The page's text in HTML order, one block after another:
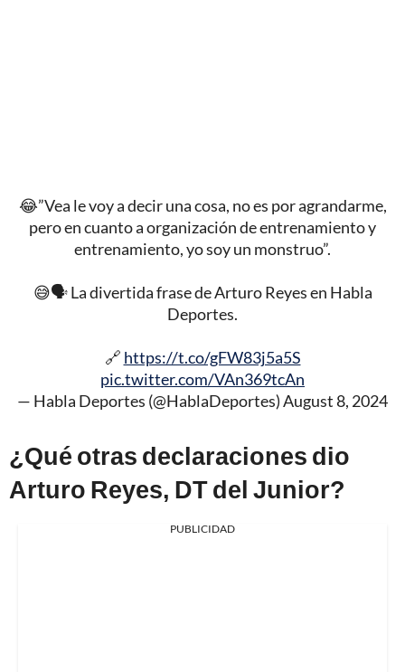
😂”Vea le voy a decir una cosa, no es por agrandarme,
pero en cuanto a organización de entrenamiento y
entrenamiento, yo soy un monstruo”.
😅🗣️ La divertida frase de Arturo Reyes en Habla
Deportes.
🔗 https://t.co/gFW83j5a5S
pic.twitter.com/VAn369tcAn
— Habla Deportes (@HablaDeportes)August 8, 2024
¿Qué otras declaraciones dio
Arturo Reyes, DT del Junior?
PUBLICIDAD